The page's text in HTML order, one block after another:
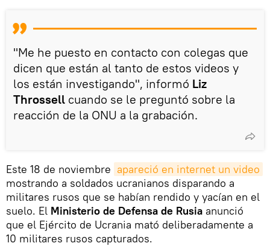
"Me he puesto en contacto con colegas que
dicen que están al tanto de estos videos y
los están investigando", informó Liz
Throssell cuando se le preguntó sobre la
reacción de la ONU a la grabación.
Este 18 de noviembre apareció en internet un video
mostrando a soldados ucranianos disparando a
militares rusos que se habían rendido y yacían en el
suelo. El Ministerio de Defensa de Rusia anunció
que el Ejército de Ucrania mató deliberadamente a
10 militares rusos capturados.